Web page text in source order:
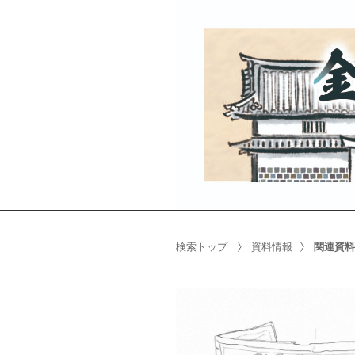
検索トップ 資料情報 関連資